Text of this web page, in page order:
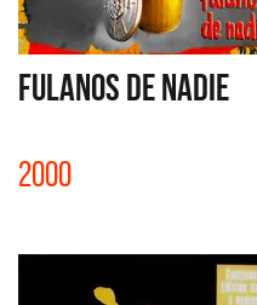
FULANOS DE NADIE
2000